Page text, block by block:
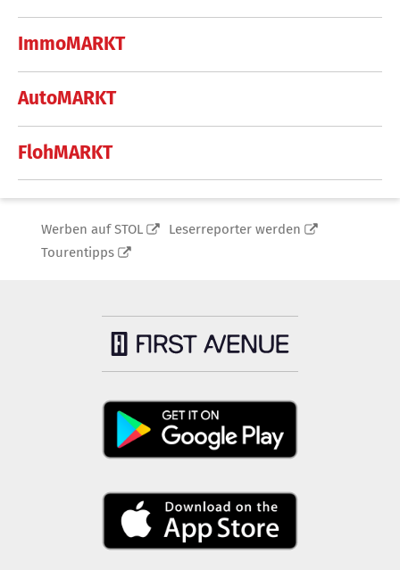
ImmoMARKT
AutoMARKT
FlohMARKT
Werben auf STOL
Leserreporter werden
Tourentipps